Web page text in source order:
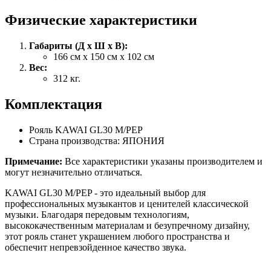
Физические характеристики
Габариты (Д x Ш x В):
166 см x 150 см x 102 см
Вес:
312 кг.
Комплектация
Рояль KAWAI GL30 M/PEP
Страна производства: ЯПОНИЯ
Примечание: Все характеристики указаны производителем и
могут незначительно отличаться.
KAWAI GL30 M/PEP - это идеальный выбор для
профессиональных музыкантов и ценителей классической
музыки. Благодаря передовым технологиям,
высококачественным материалам и безупречному дизайну,
этот рояль станет украшением любого пространства и
обеспечит непревзойденное качество звука.